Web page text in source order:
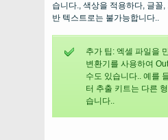
습니다., 색상을 적용하다, 글꼴
반 텍스트로는 불가능합니다..
추가 팁: 엑셀 파일을
변환기를 사용하여
수도 있습니다.. 예를
터 추출 키트는 다른
습니다..